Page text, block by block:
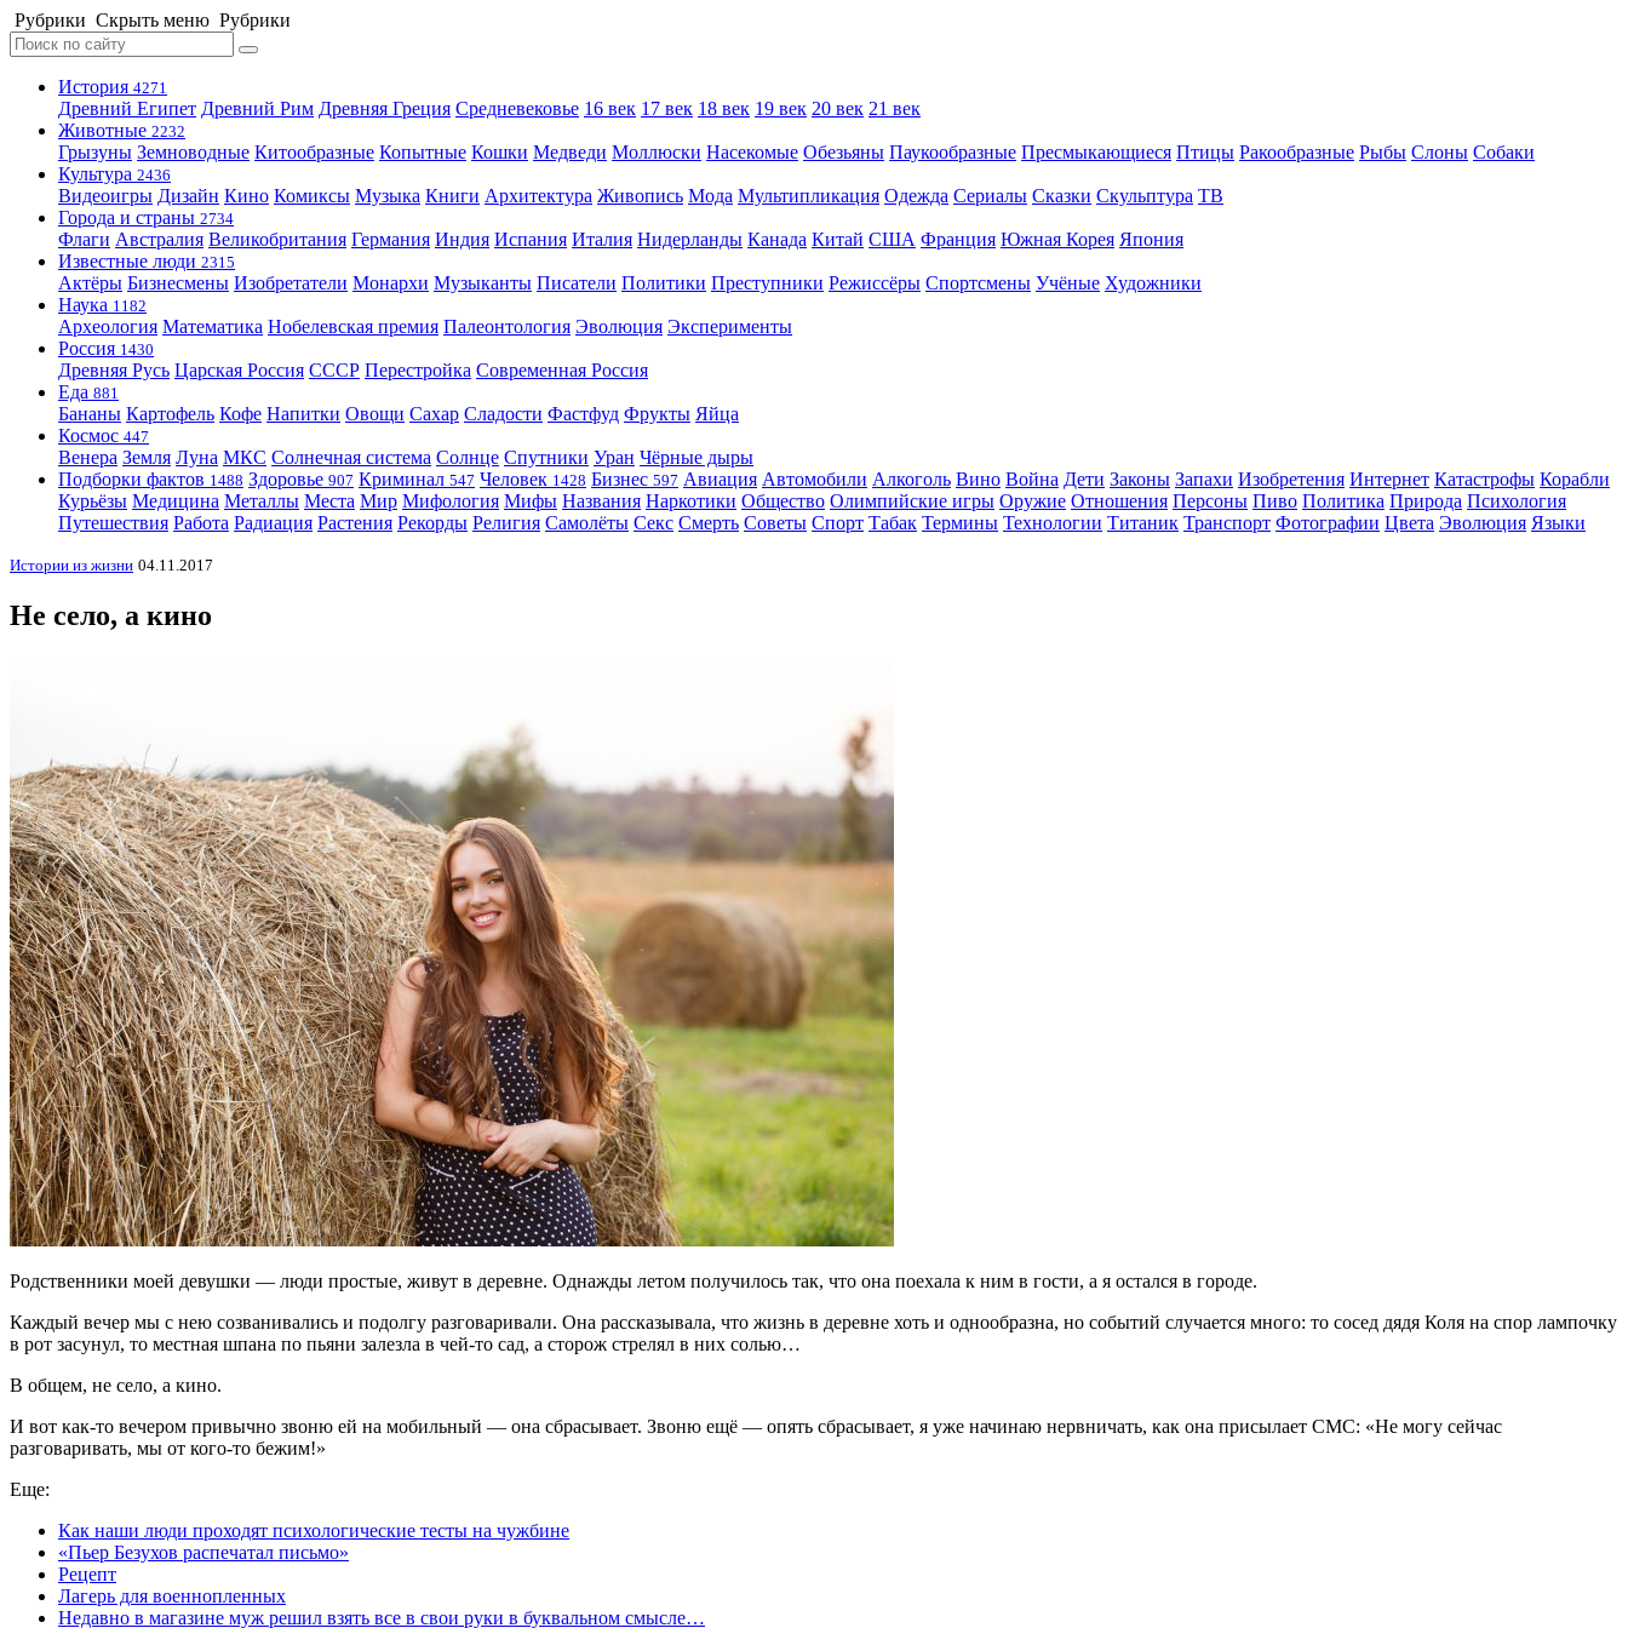
Рубрики Скрыть меню Рубрики
История 4271
Древний Египет Древний Рим Древняя Греция Средневековье 16 век 17 век 18 век 19 век 20 век 21 век
Животные 2232
Грызуны Земноводные Китообразные Копытные Кошки Медведи Моллюски Насекомые Обезьяны Паукообразные Пресмыкающиеся Птицы Ракообразные Рыбы Слоны Собаки
Культура 2436
Видеоигры Дизайн Кино Комиксы Музыка Книги Архитектура Живопись Мода Мультипликация Одежда Сериалы Сказки Скульптура ТВ
Города и страны 2734
Флаги Австралия Великобритания Германия Индия Испания Италия Нидерланды Канада Китай США Франция Южная Корея Япония
Известные люди 2315
Актёры Бизнесмены Изобретатели Монархи Музыканты Писатели Политики Преступники Режиссёры Спортсмены Учёные Художники
Наука 1182
Археология Математика Нобелевская премия Палеонтология Эволюция Эксперименты
Россия 1430
Древняя Русь Царская Россия СССР Перестройка Современная Россия
Еда 881
Бананы Картофель Кофе Напитки Овощи Сахар Сладости Фастфуд Фрукты Яйца
Космос 447
Венера Земля Луна МКС Солнечная система Солнце Спутники Уран Чёрные дыры
Подборки фактов 1488 Здоровье 907 Криминал 547 Человек 1428 Бизнес 597 Авиация Автомобили Алкоголь Вино Война Дети Законы Запахи Изобретения Интернет Катастрофы Корабли
Курьёзы Медицина Металлы Места Мир Мифология Мифы Названия Наркотики Общество Олимпийские игры Оружие Отношения Персоны Пиво Политика Природа Психология
Путешествия Работа Радиация Растения Рекорды Религия Самолёты Секс Смерть Советы Спорт Табак Термины Технологии Титаник Транспорт Фотографии Цвета Эволюция Языки
Истории из жизни 04.11.2017
Не село, а кино
Родственники моей девушки — люди простые, живут в деревне. Однажды летом получилось так, что она поехала к ним в гости, а я остался в городе.
Каждый вечер мы с нею созванивались и подолгу разговаривали. Она рассказывала, что жизнь в деревне хоть и однообразна, но событий случается много: то сосед дядя Коля на спор лампочку
в рот засунул, то местная шпана по пьяни залезла в чей-то сад, а сторож стрелял в них солью…
В общем, не село, а кино.
И вот как-то вечером привычно звоню ей на мобильный — она сбрасывает. Звоню ещё — опять сбрасывает, я уже начинаю нервничать, как она присылает СМС: «Не могу сейчас
разговаривать, мы от кого-то бежим!»
Еще:
Как наши люди проходят психологические тесты на чужбине
«Пьер Безухов распечатал письмо»
Рецепт
Лагерь для военнопленных
Недавно в магазине муж решил взять все в свои руки в буквальном смысле…